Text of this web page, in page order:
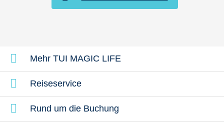
Mehr TUI MAGIC LIFE
Reiseservice
Rund um die Buchung